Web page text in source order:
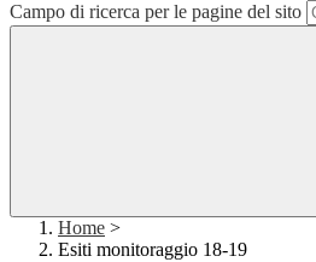
Campo di ricerca per le pagine del sito
Home >
Esiti monitoraggio 18-19